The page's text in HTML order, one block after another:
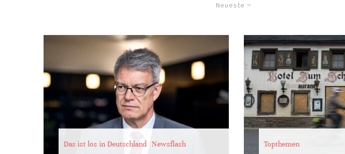
Neueste
Das ist los in Deutschland Newsflash Topthemen